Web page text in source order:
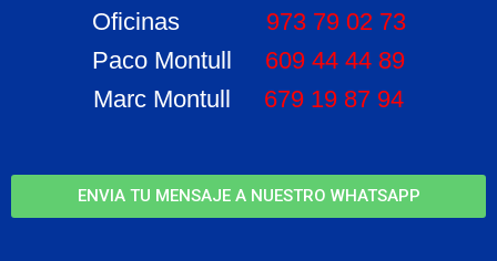
Oficinas
973 79 02 73
Paco Montull
609 44 44 89
Marc Montull
679 19 87 94
ENVIA TU MENSAJE A NUESTRO WHATSAPP